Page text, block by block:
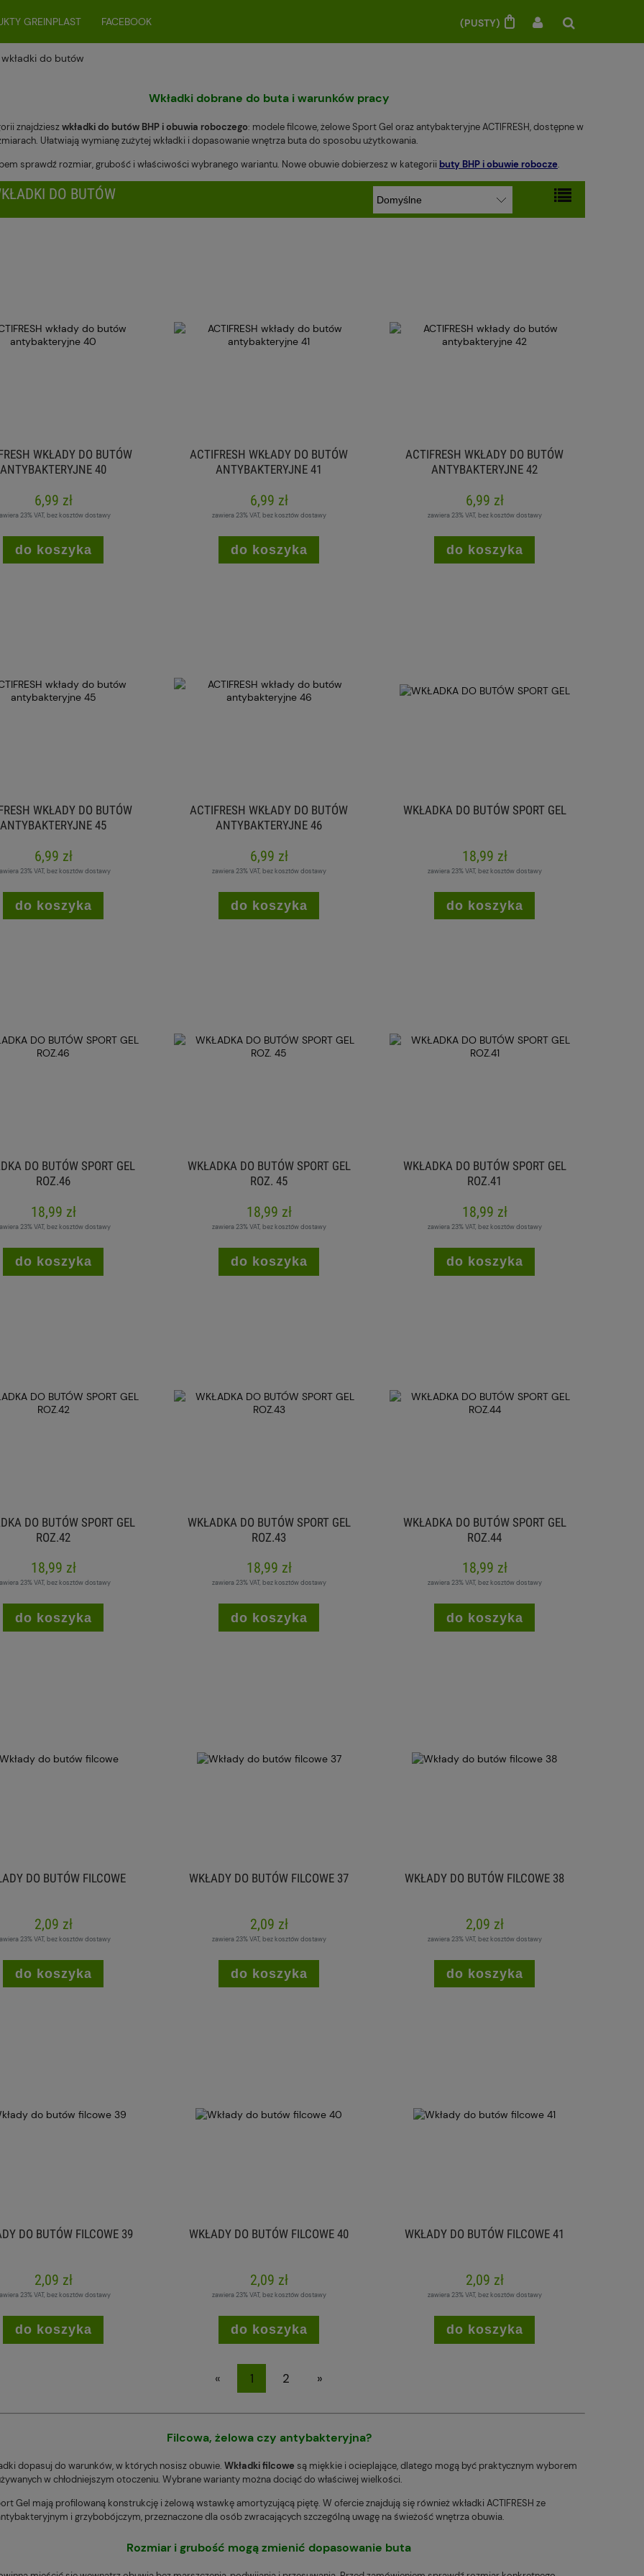
(PUSTY)
GREINPLAST FACEBOOK
wkładki do butów
Wkładki dobrane do buta i warunków pracy
znajdzieszwkładki do butów BHP i obuwia roboczego: modele filcowe, żelowe Sport Gel oraz antybakteryjne ACTIFRESH, dostępne w
Ułatwiają wymianę zużytej wkładki i dopasowanie wnętrza buta do sposobu użytkowania.
sprawdź rozmiar, grubość i właściwości wybranego wariantu. Nowe obuwie dobierzesz w kategorii buty BHP i obuwie robocze.
DO BUTÓW
WKŁADY DO BUTÓW
ANTYBAKTERYJNE 40
6,99 zł
23% VAT, bez kosztów dostawy
do koszyka
ACTIFRESH WKŁADY DO BUTÓW
ANTYBAKTERYJNE 41
6,99 zł
zawiera 23% VAT, bez kosztów dostawy
do koszyka
ACTIFRESH WKŁADY DO BUTÓW
ANTYBAKTERYJNE 42
6,99 zł
zawiera 23% VAT, bez kosztów dostawy
do koszyka
WKŁADY DO BUTÓW
ANTYBAKTERYJNE 45
6,99 zł
23% VAT, bez kosztów dostawy
do koszyka
ACTIFRESH WKŁADY DO BUTÓW
ANTYBAKTERYJNE 46
6,99 zł
zawiera 23% VAT, bez kosztów dostawy
do koszyka
WKŁADKA DO BUTÓW SPORT GEL
18,99 zł
zawiera 23% VAT, bez kosztów dostawy
do koszyka
DO BUTÓW SPORT GEL
ROZ.46
18,99 zł
23% VAT, bez kosztów dostawy
do koszyka
WKŁADKA DO BUTÓW SPORT GEL
ROZ. 45
18,99 zł
zawiera 23% VAT, bez kosztów dostawy
do koszyka
WKŁADKA DO BUTÓW SPORT GEL
ROZ.41
18,99 zł
zawiera 23% VAT, bez kosztów dostawy
do koszyka
DO BUTÓW SPORT GEL
ROZ.42
18,99 zł
23% VAT, bez kosztów dostawy
do koszyka
WKŁADKA DO BUTÓW SPORT GEL
ROZ.43
18,99 zł
zawiera 23% VAT, bez kosztów dostawy
do koszyka
WKŁADKA DO BUTÓW SPORT GEL
ROZ.44
18,99 zł
zawiera 23% VAT, bez kosztów dostawy
do koszyka
DO BUTÓW FILCOWE
2,09 zł
23% VAT, bez kosztów dostawy
do koszyka
WKŁADY DO BUTÓW FILCOWE 37
2,09 zł
zawiera 23% VAT, bez kosztów dostawy
do koszyka
WKŁADY DO BUTÓW FILCOWE 38
2,09 zł
zawiera 23% VAT, bez kosztów dostawy
do koszyka
DO BUTÓW FILCOWE 39
2,09 zł
23% VAT, bez kosztów dostawy
do koszyka
WKŁADY DO BUTÓW FILCOWE 40
2,09 zł
zawiera 23% VAT, bez kosztów dostawy
do koszyka
WKŁADY DO BUTÓW FILCOWE 41
2,09 zł
zawiera 23% VAT, bez kosztów dostawy
do koszyka
« 1 2 »
Filcowa, żelowa czy antybakteryjna?
dopasuj do warunków, w których nosisz obuwie. Wkładki filcowe są miękkie i ocieplające, dlatego mogą być praktycznym wyborem
w chłodniejszym otoczeniu. Wybrane warianty można dociąć do właściwej wielkości.
Gel mają profilowaną konstrukcję i żelową wstawkę amortyzującą piętę. W ofercie znajdują się również wkładki ACTIFRESH ze
i grzybobójczym, przeznaczone dla osób zwracających szczególną uwagę na świeżość wnętrza obuwia.
Rozmiar i grubość mogą zmienić dopasowanie buta